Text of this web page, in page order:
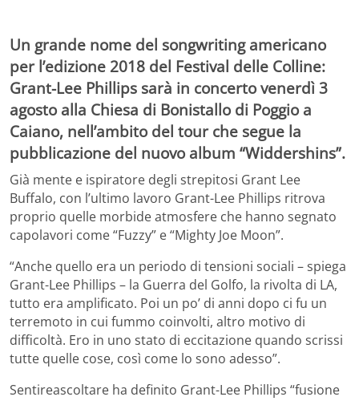
Un grande nome del songwriting americano
per l’edizione 2018 del Festival delle Colline:
Grant-Lee Phillips sarà in concerto venerdì 3
agosto alla Chiesa di Bonistallo di Poggio a
Caiano, nell’ambito del tour che segue la
pubblicazione del nuovo album “Widdershins”.
Già mente e ispiratore degli strepitosi Grant Lee
Buffalo, con l’ultimo lavoro Grant-Lee Phillips ritrova
proprio quelle morbide atmosfere che hanno segnato
capolavori come “Fuzzy” e “Mighty Joe Moon”.
“Anche quello era un periodo di tensioni sociali – spiega
Grant-Lee Phillips – la Guerra del Golfo, la rivolta di LA,
tutto era amplificato. Poi un po’ di anni dopo ci fu un
terremoto in cui fummo coinvolti, altro motivo di
difficoltà. Ero in uno stato di eccitazione quando scrissi
tutte quelle cose, così come lo sono adesso”.
Sentireascoltare ha definito Grant-Lee Phillips “fusione